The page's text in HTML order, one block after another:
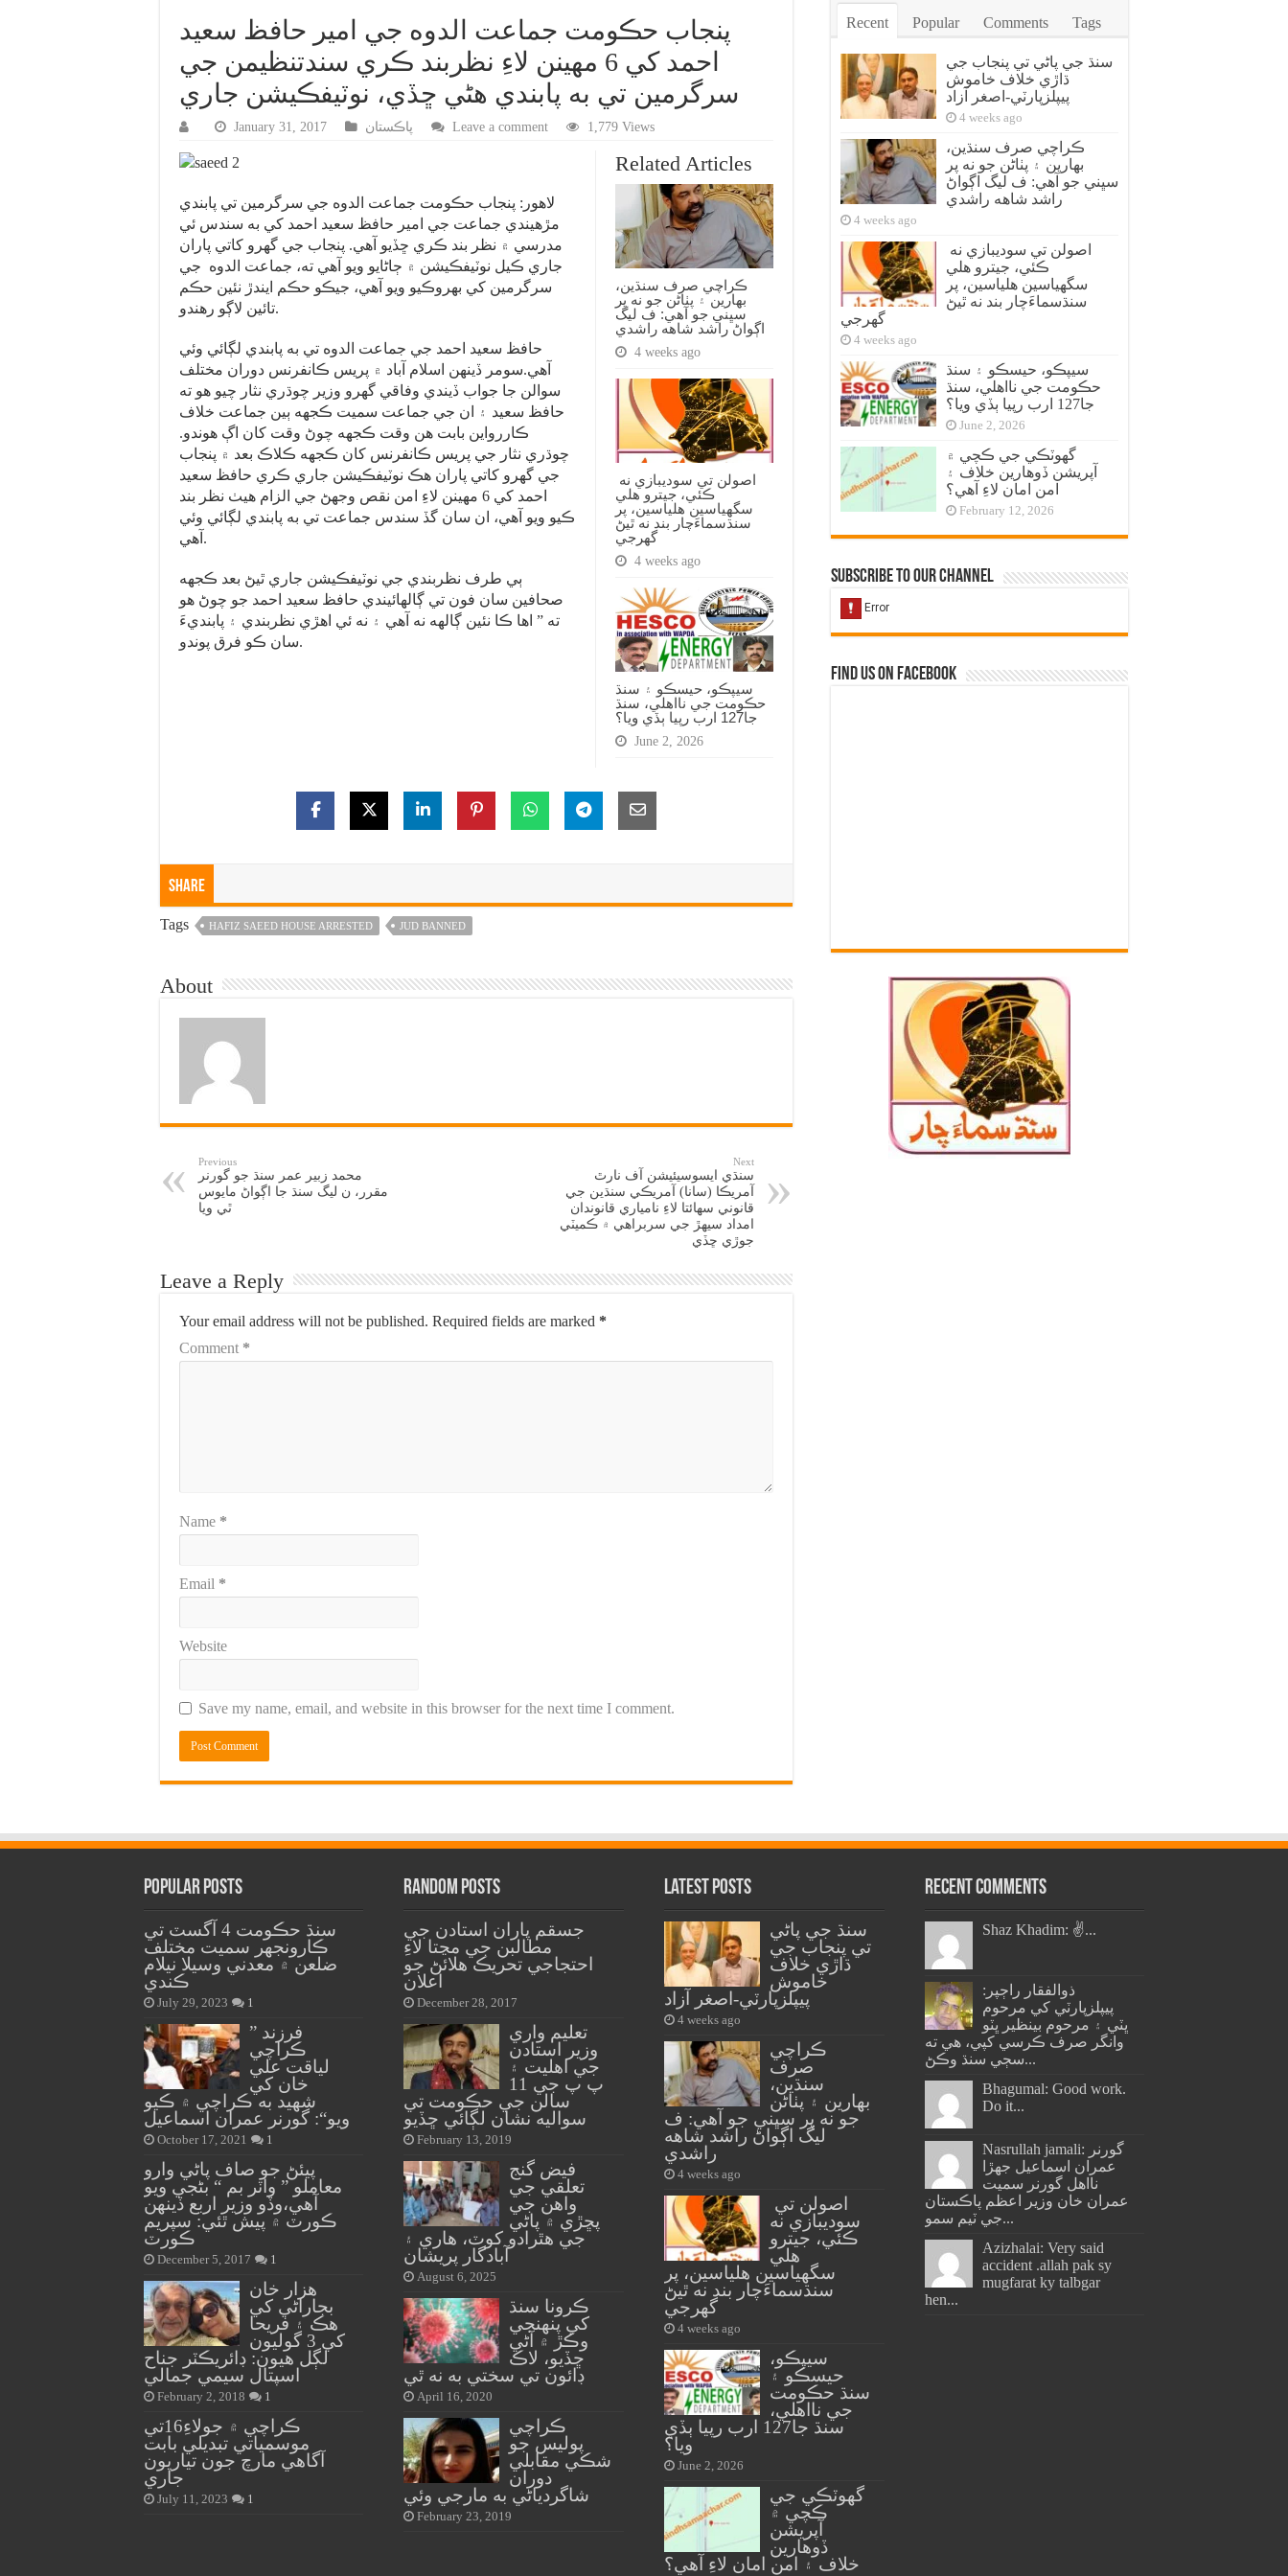
پنجاب حڪومت جماعت الدوه جي امير حافظ سعيد
احمد کي 6 مهينن لاءِ نظربند ڪري سندتنظيمن جي
سرگرمين تي به پابندي هڻي ڇڏي، نوٽيفڪيشن جاري
January 31, 2017 پاڪستان Leave a comment 1,779 Views
Related Articles
ڪراچي صرف سنڌين،
بهارين ۽ پٺاڻن جو نه پر
سڀني جو آهي: ف ليگ
اڳواڻ راشد شاهه راشدي
4 weeks ago
ڪئي، جيترو هلي
سگهياسين هلياسين، پر
سنڌسماءَچار بند نه ٿيڻ
گهرجي
4 weeks ago
سيپڪو، حيسڪو ۽ سنڌ
حڪومت جي نااهلي، سنڌ
جا127 ارب رپيا ٻڏي ويا؟
June 2, 2026
لاهور: پنجاب حڪومت جماعت الدوه جي سرگرمين تي پابندي
مڙهيندي جماعت جي امير حافظ سعيد احمد کي به سندس ئي
مدرسي ۾ نظر بند ڪري ڇڏيو آهي. پنجاب جي گهرو کاتي پاران
جاري ڪيل نوٽيفڪيشن ۾ ڄاڻايو ويو آهي ته، جماعت الدوه جي
سرگرمين کي بهروڪيو ويو آهي، جيڪو حڪم ايندڙ نئين حڪم
تائين لاڳو رهندو.
حافظ سعيد احمد جي جماعت الدوه تي به پابندي لڳائي وئي
آهي.سومر ڏينهن اسلام آباد ۾ پريس ڪانفرنس دوران مختلف
سوالن جا جواب ڏيندي وفاقي گهرو وزير چوڌري نثار چيو هو ته
حافظ سعيد ۽ ان جي جماعت سميت ڪجهه ٻين جماعت خلاف
ڪاررواين بابت هن وقت ڪجهه چوڻ وقت کان اڳ هوندو.
چوڌري نثار جي پريس ڪانفرنس کان ڪجهه ڪلاڪ بعد ۾ پنجاب
جي گهرو کاتي پاران هڪ نوٽيفڪيشن جاري ڪري حافظ سعيد
احمد کي 6 مهينن لاءِ امن نقص وجهڻ جي الزام هيٺ نظر بند
ڪيو ويو آهي، ان سان گڏ سندس جماعت تي به پابندي لڳائي وئي
آهي.
ٻي طرف نظربندي جي نوٽيفڪيشن جاري ٿيڻ بعد ڪجهه
صحافين سان فون تي ڳالهائيندي حافظ سعيد احمد جو چوڻ هو
ته ” اها ڪا نئين ڳالهه نه آهي ۽ نه ئي اهڙي نظربندي ۽ پابنديءَ
سان ڪو فرق پوندو.
Share
Tags HAFIZ SAEED HOUSE ARRESTED JUD BANNED
About
Previous
محمد زبير عمر سنڌ جو گورنر
مقرر، ن ليگ سنڌ جا اڳواڻ مايوس
ٿي ويا
Next
سنڌي ايسوسيئيشن آف نارٿ
آمريڪا (سانا) آمريڪي سنڌين جي
قانوني سهائتا لاءِ نامياري قانوندان
امداد سيهڙ جي سربراهي ۾ ڪميٽي
جوڙي ڇڏي
Leave a Reply
Your email address will not be published. Required fields are marked *
Comment *
Name *
Email *
Website
Save my name, email, and website in this browser for the next time I comment.
Recent Popular Comments Tags
سنڌ جي پاڻي تي پنجاب جي
ڌاڙي خلاف خاموش
پيپلزپارٽي-اصغر آزاد
4 weeks ago
ڪراچي صرف سنڌين،
بهارين ۽ پٺاڻن جو نه پر
سڀني جو آهي: ف ليگ اڳواڻ
راشد شاهه راشدي
4 weeks ago
ڪئي، جيترو هلي
سگهياسين هلياسين، پر
سنڌسماءَچار بند نه ٿيڻ
گهرجي
4 weeks ago
سيپڪو، حيسڪو ۽ سنڌ
حڪومت جي نااهلي، سنڌ
جا127 ارب رپيا ٻڏي ويا؟
June 2, 2026
گهوٽڪي جي ڪچي ۾
آپريشن ڏوهارين خلاف ۽
امن امان لاءِ آهي؟
February 12, 2026
Subscribe to our Channel
Find us on Facebook
Popular Posts
سنڌ حڪومت 4 آگسٽ تي
ڪارونجهر سميت مختلف
ضلعن ۾ معدني وسيلا نيلام
ڪندي
July 29, 2023 1
” فرزند
ڪراچي
لياقت علي
خان کي
شهيد به ڪراچي ۾ ڪيو
ويو“: گورنر عمران اسماعيل
October 17, 2021 1
پيئڻ جو صاف پاڻي وارو
معاملو ” واٽر بم “ بڻجي ويو
آهي،وڏو وزير اربع ڏينهن
ڪورٽ ۾ پيش ٿئي: سپريم
ڪورٽ
December 5, 2017 1
هزار خان
بجاراڻي کي
هڪ ۽ فريحا
کي 3 گوليون
لڳل هيون: ڊائريڪٽر جناح
اسپتال سيمي جمالي
February 2, 2018 1
ڪراچي ۾ جولاءِ16تي
موسمياتي تبديلي بابت
آگاهي مارچ جون تياريون
جاري
July 11, 2023 1
Random Posts
جسقم پاران استادن جي
مطالبن جي مڃتا لاءِ
احتجاجي تحريڪ هلائڻ جو
اعلان
December 28, 2017
تعليم واري
وزير استادن
جي اهليت ۽
پ پ جي 11
سالن جي حڪومت تي
سواليه نشان لڳائي ڇڏيو
February 13, 2019
فيض گنج
تعلقي جي
واهن جي
پڇڙي ۾ پاڻي
جي هٿرادو کوٽ، هاري ۽
آبادگار پريشان
August 6, 2025
ڪرونا سنڌ
کي پنهنجي
وڪڙ ۾ آڻي
ڇڏيو، لاڪ
ڊائون تي سختي به نه ٿي
April 16, 2020
ڪراچي
پوليس جو
شڪي مقابلي
دوران
شاگردياڻي به مارجي وئي
February 23, 2019
Latest Posts
سنڌ جي پاڻي
تي پنجاب جي
ڌاڙي خلاف
خاموش
پيپلزپارٽي-اصغر آزاد
4 weeks ago
ڪراچي
صرف
سنڌين،
بهارين ۽ پٺاڻن
جو نه پر سڀني جو آهي: ف
ليگ اڳواڻ راشد شاهه
راشدي
4 weeks ago
سوديبازي نه
ڪئي، جيترو
هلي
سگهياسين هلياسين، پر
سنڌسماءَچار بند نه ٿيڻ
گهرجي
4 weeks ago
سيپڪو،
حيسڪو ۽
سنڌ حڪومت
جي نااهلي،
سنڌ جا127 ارب رپيا ٻڏي
ويا؟
June 2, 2026
گهوٽڪي جي
ڪچي ۾
آپريشن
ڏوهارين
خلاف ۽ امن امان لاءِ آهي؟
Recent Comments
Shaz Khadim: ✌️...
ذوالفقار راڄپر:
پيپلزپارٽي کي مرحوم
ڀٽي ۽ مرحوم بينظير ڀٽو
وانگر صرف ڪرسي کپي، هي ته
سڄي سنڌ وڪڻ...
Bhagumal: Good work.
Do it...
Nasrullah jamali: گورنر
عمران اسماعيل جھڙا
نااهل گورنر سميت
عمران خان وزير اعظم پاڪستان
جي ٽيم سمو...
Azizhalai: Very said
accident .allah pak sy
mugfarat ky talbgar
hen...